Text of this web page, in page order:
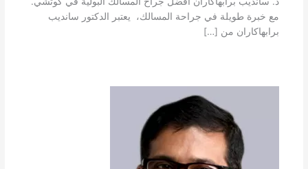
مع خبرة طويلة في جراحة المسالك، يعتبر الدكتور سانديب
برابهاكاران من […]